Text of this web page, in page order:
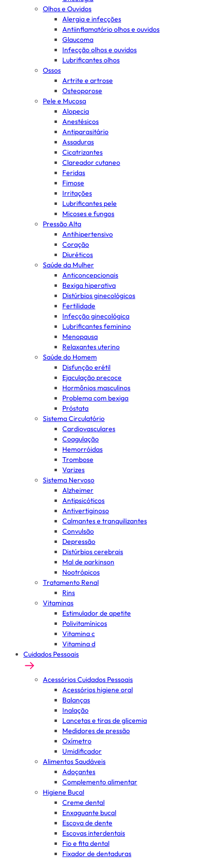
Olhos e Ouvidos
Alergia e infecções
Antiinflamatório olhos e ouvidos
Glaucoma
Infecção olhos e ouvidos
Lubrificantes olhos
Ossos
Artrite e artrose
Osteoporose
Pele e Mucosa
Alopecia
Anestésicos
Antiparasitário
Assaduras
Cicatrizantes
Clareador cutaneo
Feridas
Fimose
Irritações
Lubrificantes pele
Micoses e fungos
Pressão Alta
Antihipertensivo
Coração
Diuréticos
Saúde da Mulher
Anticoncepcionais
Bexiga hiperativa
Distúrbios ginecológicos
Fertilidade
Infecção ginecológica
Lubrificantes feminino
Menopausa
Relaxantes uterino
Saúde do Homem
Disfunção erétil
Ejaculação precoce
Hormônios masculinos
Problema com bexiga
Próstata
Sistema Circulatório
Cardiovasculares
Coagulação
Hemorróidas
Trombose
Varizes
Sistema Nervoso
Alzheimer
Antipsicóticos
Antivertiginoso
Calmantes e tranquilizantes
Convulsão
Depressão
Distúrbios cerebrais
Mal de parkinson
Nootrópicos
Tratamento Renal
Rins
Vitaminas
Estimulador de apetite
Polivitamínicos
Vitamina c
Vitamina d
Cuidados Pessoais
Acessórios Cuidados Pessoais
Acessórios higiene oral
Balanças
Inalação
Lancetas e tiras de glicemia
Medidores de pressão
Oxímetro
Umidificador
Alimentos Saudáveis
Adoçantes
Complemento alimentar
Higiene Bucal
Creme dental
Enxaguante bucal
Escova de dente
Escovas interdentais
Fio e fita dental
Fixador de dentaduras